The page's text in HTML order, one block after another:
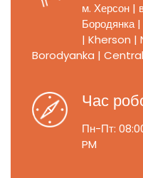
м. Херсон |
Бородянка
| Kherson |
Borodyanka |
Час
Пн-Пт:
PM